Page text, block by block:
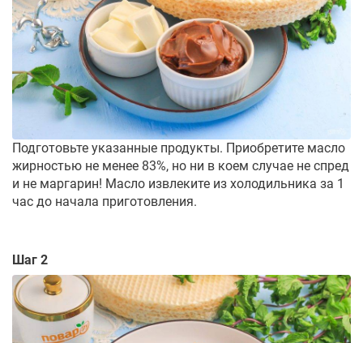
Подготовьте указанные продукты. Приобретите масло
жирностью не менее 83%, но ни в коем случае не спред
и не маргарин! Масло извлеките из холодильника за 1
час до начала приготовления.
Шаг 2